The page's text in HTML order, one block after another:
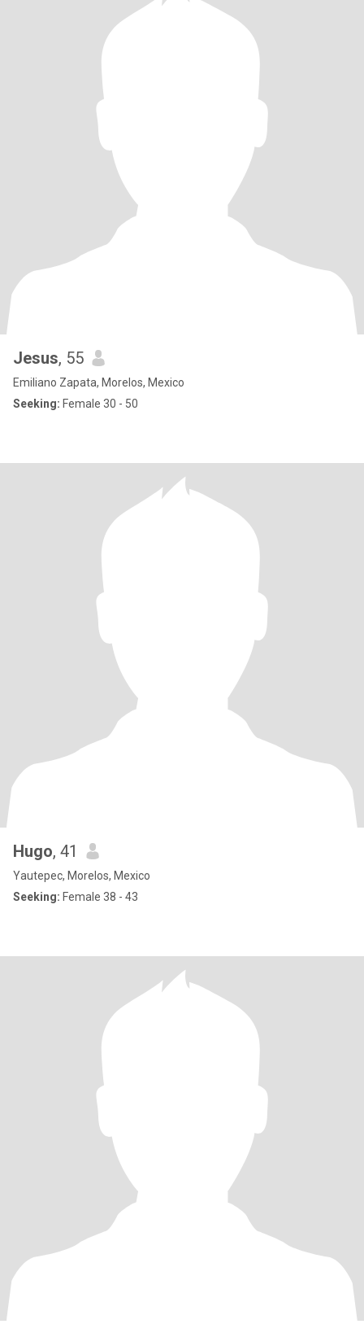
Jesus, 55
Emiliano Zapata, Morelos, Mexico
Seeking: Female 30 - 50
Hugo, 41
Yautepec, Morelos, Mexico
Seeking: Female 38 - 43